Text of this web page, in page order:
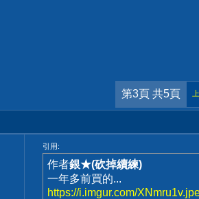
第3頁 共5頁
引用:
作者銀★(砍掉續練)
一年多前買的...
https://i.imgur.com/